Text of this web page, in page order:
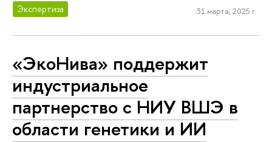
Экспертиза 31 марта, 2025 г.
«ЭкоНива» поддержит
индустриальное
партнерство с НИУ ВШЭ в
области генетики и ИИ